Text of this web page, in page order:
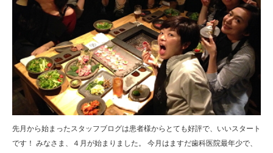
先月から始まったスタッフブログは患者様からとても好評で、いいスタート
です！ みなさま、４月が始まりました。 今月はますだ歯科医院最年少で、